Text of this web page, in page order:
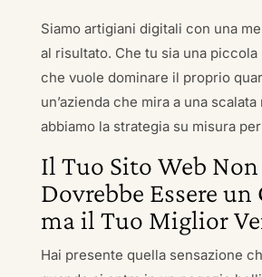
Siamo artigiani digitali con una
al risultato. Che tu sia una piccola
che vuole dominare il proprio
un’azienda che mira a una scalata
abbiamo la strategia su misura
Il Tuo Sito Web Non
Dovrebbe Essere un
ma il Tuo Miglior
Hai presente quella sensazione